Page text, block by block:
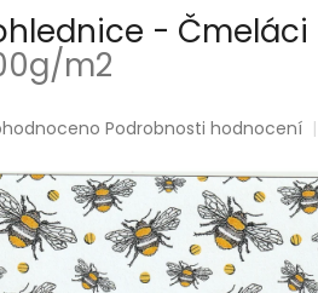
- Čmeláci
m2
Podrobnosti hodnocení